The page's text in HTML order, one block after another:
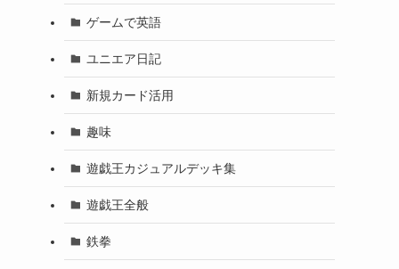
ゲームで英語
ユニエア日記
新規カード活用
趣味
遊戯王カジュアルデッキ集
遊戯王全般
鉄拳